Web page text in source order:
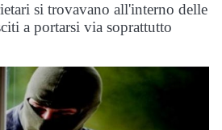
si trovavano all'interno delle
a portarsi via soprattutto